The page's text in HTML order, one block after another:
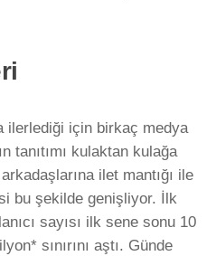
ilerlediği için birkaç medya
tanıtımı kulaktan kulağa
ilet mantığı ile
bu şekilde genişliyor. İlk
sayısı ilk sene sonu 10
sınırını aştı. Günde